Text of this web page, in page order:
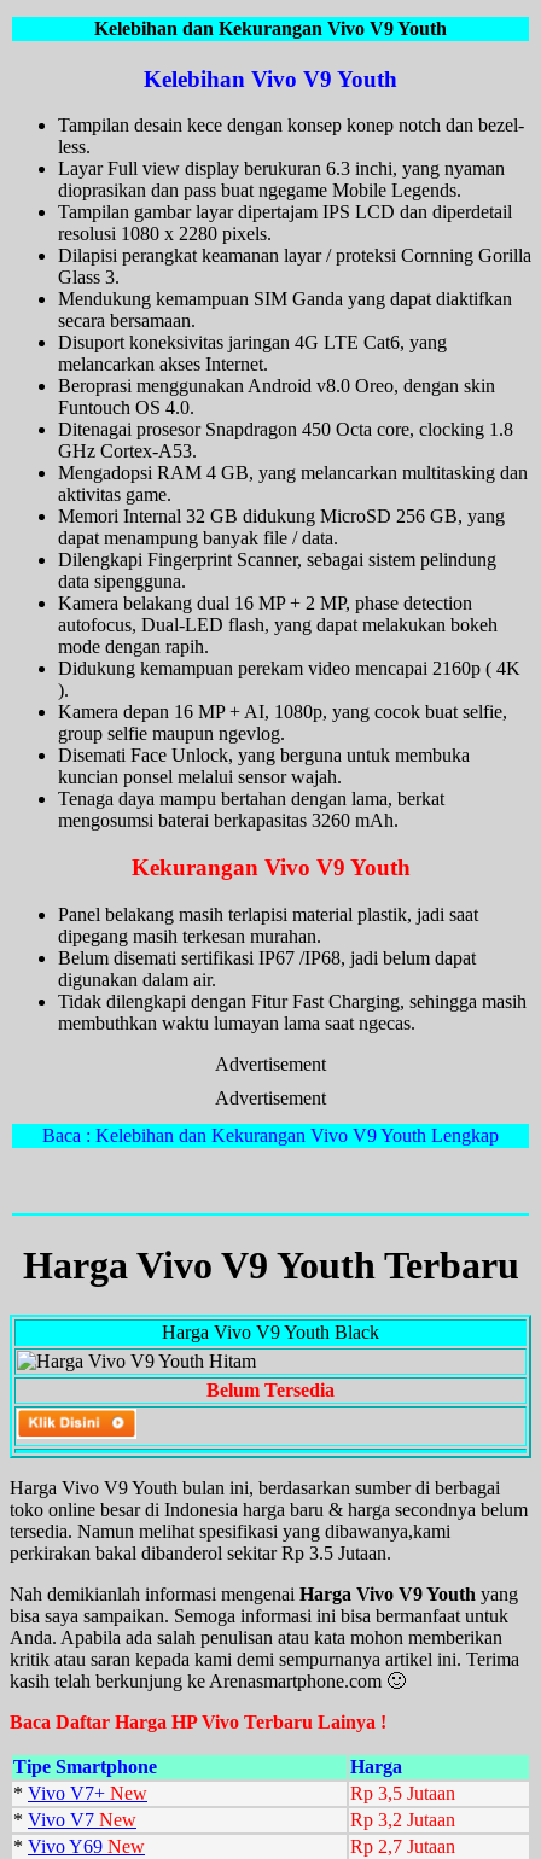
Kelebihan dan Kekurangan Vivo V9 Youth
Kelebihan Vivo V9 Youth
Tampilan desain kece dengan konsep konep notch dan bezel-
less.
Layar Full view display berukuran 6.3 inchi, yang nyaman
dioprasikan dan pass buat ngegame Mobile Legends.
Tampilan gambar layar dipertajam IPS LCD dan diperdetail
resolusi 1080 x 2280 pixels.
Dilapisi perangkat keamanan layar / proteksi Cornning Gorilla
Glass 3.
Mendukung kemampuan SIM Ganda yang dapat diaktifkan
secara bersamaan.
Disuport koneksivitas jaringan 4G LTE Cat6, yang
melancarkan akses Internet.
Beroprasi menggunakan Android v8.0 Oreo, dengan skin
Funtouch OS 4.0.
Ditenagai prosesor Snapdragon 450 Octa core, clocking 1.8
GHz Cortex-A53.
Mengadopsi RAM 4 GB, yang melancarkan multitasking dan
aktivitas game.
Memori Internal 32 GB didukung MicroSD 256 GB, yang
dapat menampung banyak file / data.
Dilengkapi Fingerprint Scanner, sebagai sistem pelindung
data sipengguna.
Kamera belakang dual 16 MP + 2 MP, phase detection
autofocus, Dual-LED flash, yang dapat melakukan bokeh
mode dengan rapih.
Didukung kemampuan perekam video mencapai 2160p ( 4K
).
Kamera depan 16 MP + AI, 1080p, yang cocok buat selfie,
group selfie maupun ngevlog.
Disemati Face Unlock, yang berguna untuk membuka
kuncian ponsel melalui sensor wajah.
Tenaga daya mampu bertahan dengan lama, berkat
mengosumsi baterai berkapasitas 3260 mAh.
Kekurangan Vivo V9 Youth
Panel belakang masih terlapisi material plastik, jadi saat
dipegang masih terkesan murahan.
Belum disemati sertifikasi IP67 /IP68, jadi belum dapat
digunakan dalam air.
Tidak dilengkapi dengan Fitur Fast Charging, sehingga masih
membuthkan waktu lumayan lama saat ngecas.
Advertisement
Advertisement
Baca : Kelebihan dan Kekurangan Vivo V9 Youth Lengkap
Harga Vivo V9 Youth Terbaru
Harga Vivo V9 Youth Black
Belum Tersedia
Harga Vivo V9 Youth bulan ini, berdasarkan sumber di berbagai
toko online besar di Indonesia harga baru & harga secondnya belum
tersedia. Namun melihat spesifikasi yang dibawanya,kami
perkirakan bakal dibanderol sekitar Rp 3.5 Jutaan.
Nah demikianlah informasi mengenai Harga Vivo V9 Youth yang
bisa saya sampaikan. Semoga informasi ini bisa bermanfaat untuk
Anda. Apabila ada salah penulisan atau kata mohon memberikan
kritik atau saran kepada kami demi sempurnanya artikel ini. Terima
kasih telah berkunjung ke Arenasmartphone.com 🙂
Baca Daftar Harga HP Vivo Terbaru Lainya !
Tipe Smartphone
Harga
* Vivo V7+ New
Rp 3,5 Jutaan
* Vivo V7 New
Rp 3,2 Jutaan
* Vivo Y69 New
Rp 2,7 Jutaan